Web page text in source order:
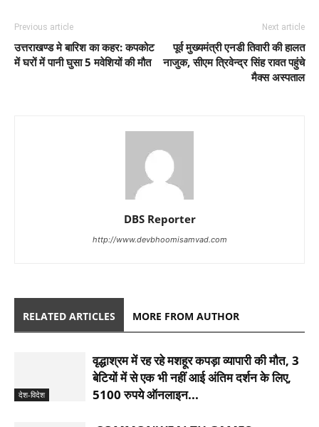
Previous article
उत्तराखण्ड मे बारिश का कहर: कपकोट
में घरों में पानी घुसा 5 मवेशियों की मौत
Next article
पूर्व मुख्यमंत्री एनडी तिवारी की हालत
नाजुक, सीएम त्रिवेन्द्र सिंह रावत पहुंचे
मैक्स अस्पताल
DBS Reporter
http://www.devbhoomisamvad.com
RELATED ARTICLES MORE FROM AUTHOR
देश-विदेश
वृद्धाश्रम में रह रहे मशहूर कपड़ा व्यापारी की मौत, 3
बेटियों में से एक भी नहीं आई अंतिम दर्शन के लिए,
5100 रुपये ऑनलाइन...